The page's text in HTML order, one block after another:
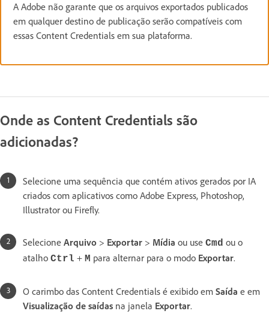
A Adobe não garante que os arquivos exportados publicados
em qualquer destino de publicação serão compatíveis com
essas Content Credentials em sua plataforma.
Onde as Content Credentials são
adicionadas?
Selecione uma sequência que contém ativos gerados por IA
criados com aplicativos como Adobe Express, Photoshop,
Illustrator ou Firefly.
Selecione Arquivo > Exportar > Mídia ou use Cmd ou o
atalho Ctrl + M para alternar para o modo Exportar.
O carimbo das Content Credentials é exibido em Saída e em
Visualização de saídas na janela Exportar.